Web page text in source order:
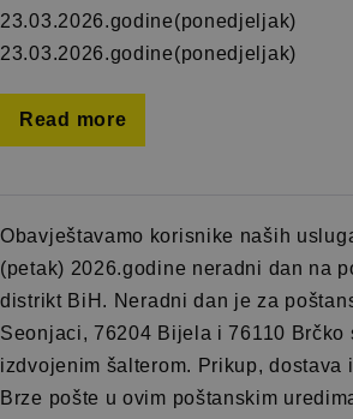
23.03.2026.godine(ponedjeljak)
23.03.2026.godine(ponedjeljak)
Read more
Obavještavamo korisnike naših
(petak) 2026.godine neradni dan na
distrikt BiH. Neradni dan je za
Seonjaci, 76204 Bijela i 76110 Brčko
izdvojenim šalterom. Prikup, dostava
Brze pošte u ovim poštanskim